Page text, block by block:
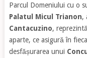
Parcul Domeniului cu o
Palatul Micul Trianon,
Cantacuzino,
aparte, ce asigură în
desfășurarea unui